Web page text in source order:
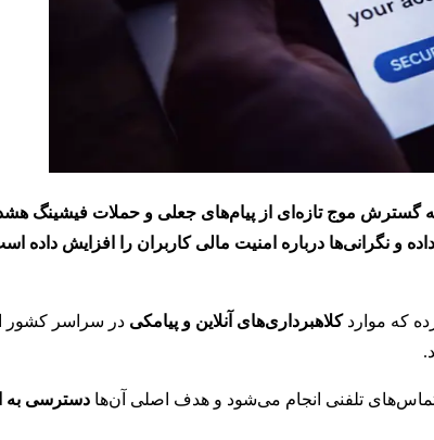
به گسترش موج تازه‌ای از پیام‌های جعلی و حملات فیشینگ
نگرانی‌ها درباره امنیت مالی کاربران را افزایش داده
که مواردکلاهبرداری‌های آنلاین و پیامکی در سراسر کشور
تماس‌های تلفنی انجام می‌شود و هدف اصلی آن‌ها دسترسی به